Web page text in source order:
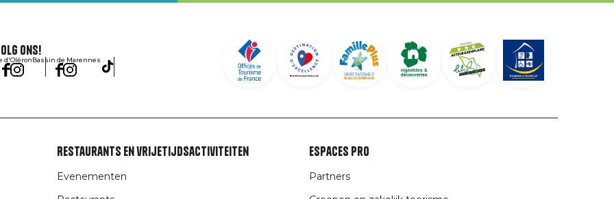
ons!
d'OléronBassin de Marennes
Restaurants en vrijetijdsactiviteiten
Evenementen
Espaces Pro
Partners